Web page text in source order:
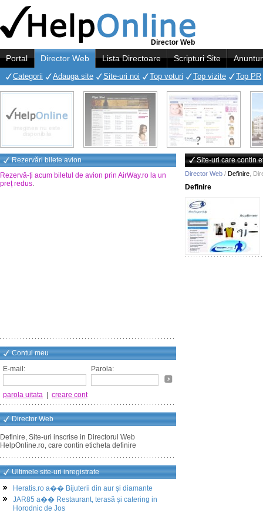
Director Web
Portal Director Web Lista Directoare Scripturi Site
Categorii Adauga site Site-uri noi Top voturi Top vizite Top PR
Rezervări bilete avion
Rezervă-ți acum biletul de avion prin AirWay.ro la un
preț redus.
Contul meu
E-mail:
Parola:
parola uitata creare cont
Director Web
Definire, Site-uri inscrise in Directorul Web
HelpOnline.ro, care contin eticheta definire
Ultimele site-uri inregistrate
Heratis.ro a�� Bijuterii din aur și diamante
JAR85 a�� Restaurant, terasă și catering in
Horodnic de Jos
Site-uri care contin
Director Web / Definire
Definire